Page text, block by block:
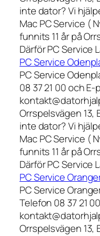
inte dator? Vi
Mac PC Service (
funnits 11 år på
Därför PC Service
PC Service
PC Service
08 37 21 00 och
Orrspelsvägen 13,
inte dator? Vi
Mac PC Service (
funnits 11 år på
Därför PC Service
PC Service
PC Service
Telefon 08 37 21
Orrspelsvägen 13,